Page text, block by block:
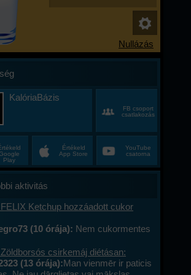
KalóriaBázis
FB csoport
csatlakozás
Play
Értékeld
App Store
YouTube
csatorna
aktivitás
Ketchup hozzáadott cukor
(10 órája): Nem cukormentes
csirkemáj diétásan:
(13 órája):Man vienmēr ir paticis